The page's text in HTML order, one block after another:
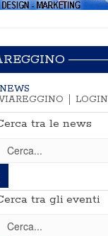
LOGIN
tra le news
tra gli eventi